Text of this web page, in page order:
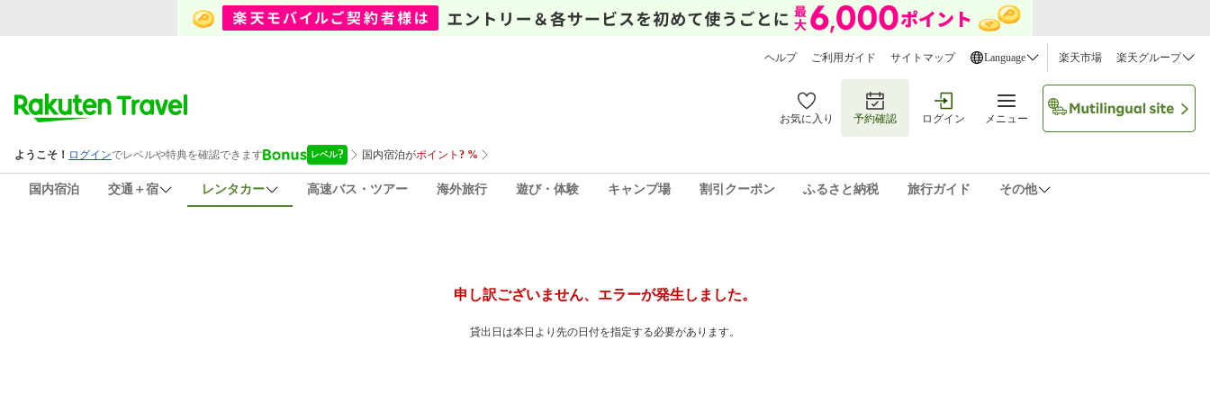
ヘルプ ご利用ガイド サイトマップ Language 楽天市場 楽天グループ
お気に入り 予約確認 ログイン メニュー
国内宿泊 交通＋宿 レンタカー 高速バス・ツアー 海外旅行 遊び・体験 キャンプ場 割引クーポン ふるさと納税 旅行ガイド その他
申し訳ございません、エラーが発生しました。
貸出日は本日より先の日付を指定する必要があります。